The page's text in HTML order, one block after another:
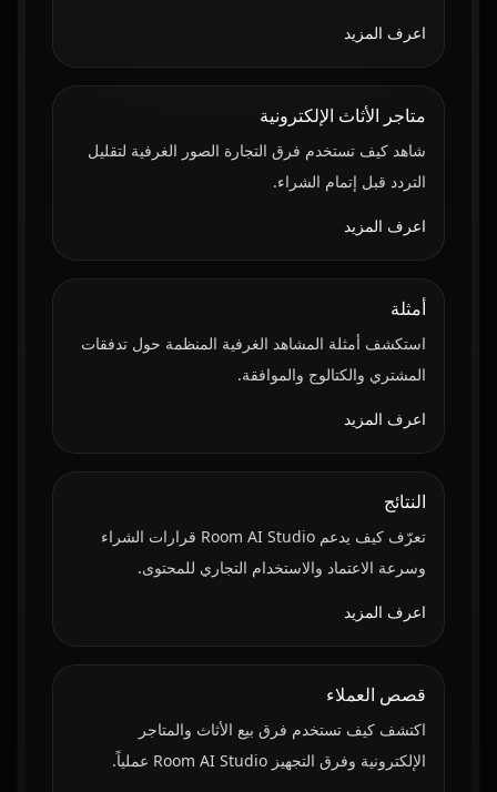
اعرف المزيد
متاجر الأثاث الإلكترونية
شاهد كيف تستخدم فرق التجارة الصور الغرفية لتقليل
التردد قبل إتمام الشراء.
اعرف المزيد
أمثلة
استكشف أمثلة المشاهد الغرفية المنظمة حول تدفقات
المشتري والكتالوج والموافقة.
اعرف المزيد
النتائج
تعرّف كيف يدعم Room AI Studio قرارات الشراء
وسرعة الاعتماد والاستخدام التجاري للمحتوى.
اعرف المزيد
قصص العملاء
اكتشف كيف تستخدم فرق بيع الأثاث والمتاجر
الإلكترونية وفرق التجهيز Room AI Studio عملياً.